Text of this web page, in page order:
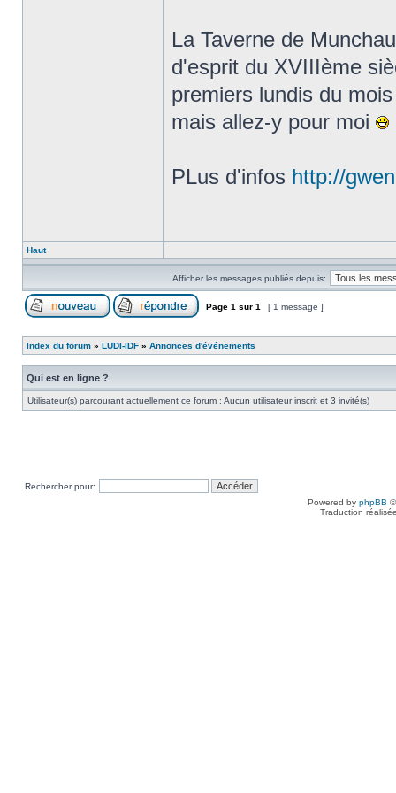
La Taverne de
d'esprit du XVIIIème
premiers lundis du
mais allez-y pour moi
PLus d'infos http://
Haut
Afficher les messages publiés depuis:
Page 1 sur 1 [ 1 message ]
Index du forum » LUDI-IDF » Annonces d'événements
Qui est en ligne ?
Utilisateur(s) parcourant actuellement ce forum : Aucun utilisateur inscrit et 3 invité(s)
Rechercher pour:
Powered by phpBB
Traduction